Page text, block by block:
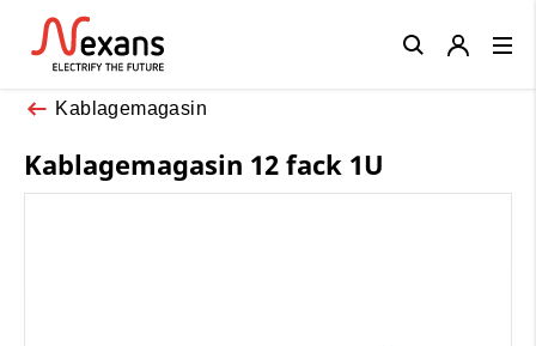
Kablagemagasin
Kablagemagasin 12 fack 1U
Close